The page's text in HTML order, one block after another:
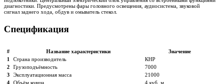
диагностики. Предусмотрены фары головного освещения, аудиосистема, звуковой
сигнал заднего хода, обдув и омыватель стекол.
Спецификация
# Название характеристики
Значение
1
Страна производитель
КНР
2
Грузоподъёмность
7000
3
Эксплуатационная масса
21000
4 Объём ковша 4 куб. м